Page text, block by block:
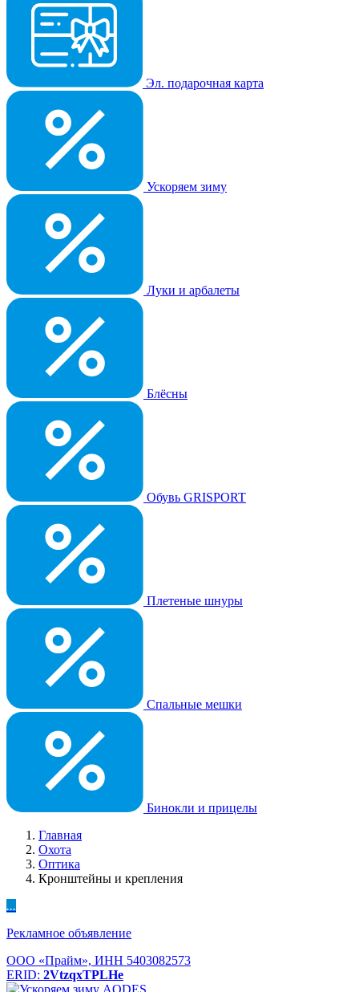
Эл. подарочная карта
Ускоряем зиму
Луки и арбалеты
Блёсны
Обувь GRISPORT
Плетеные шнуры
Спальные мешки
Бинокли и прицелы
Главная
Охота
Оптика
Кронштейны и крепления
...
Рекламное объявление
ООО «Прайм», ИНН 5403082573
ERID: 2VtzqxTPLHe